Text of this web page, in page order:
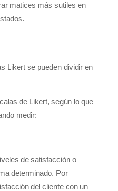
matices más sutiles en
Likert se pueden dividir en
de Likert, según lo que
medir:
de satisfacción o
determinado. Por
del cliente con un